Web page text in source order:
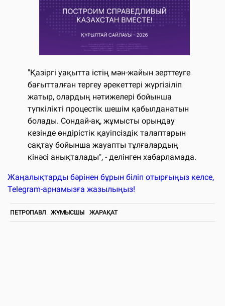
"Қазіргі уақытта істің мән-жайын зерттеуге
бағытталған тергеу әрекеттері жүргізіліп
жатыр, олардың нәтижелері бойынша
түпкілікті процестік шешім қабылданатын
болады. Сондай-ақ, жұмысты орындау
кезінде өндірістік қауіпсіздік талаптарын
сақтау бойынша жауапты тұлғалардың
кінәсі анықталады", - делінген хабарламада.
Жаңалықтарды бәрінен бұрын біліп отырғыңыз келсе,
Telegram-арнамызға жазылыңыз!
ПЕТРОПАВЛ ЖҰМЫСШЫ ЖАРАҚАТ